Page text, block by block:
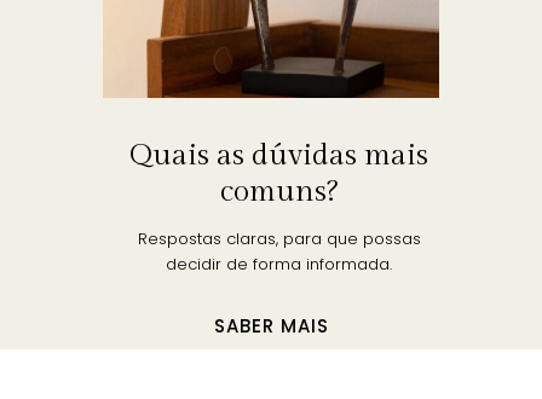
Quais as dúvidas mais
comuns?
Respostas claras, para que possas
decidir de forma informada.
SABER MAIS